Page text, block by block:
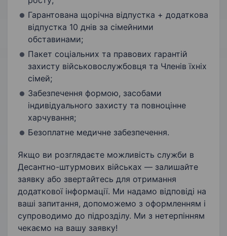
Гарантована щорічна відпустка + додаткова
відпустка 10 днів за сімейними
обставинами;
Пакет соціальних та правових гарантій
захисту військовослужбовця та Членів їхніх
сімей;
Забезпечення формою, засобами
індивідуального захисту та повноцінне
харчування;
Безоплатне медичне забезпечення.
Якщо ви розглядаєте можливість служби в
Десантно-штурмових військах — залишайте
заявку або звертайтесь для отримання
додаткової інформації. Ми надамо відповіді на
ваші запитання, допоможемо з оформленням і
супроводимо до підрозділу. Ми з нетерпінням
чекаємо на вашу заявку!